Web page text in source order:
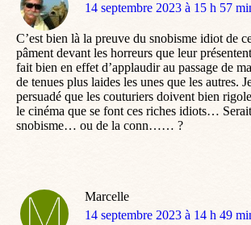
dit
14 septembre 2023 à 15 h 57
C’est bien là la preuve du snobisme idiot de
pâment devant les horreurs que leur
fait bien en effet d’applaudir au passage de
de tenues plus laides les unes que les autres.
persuadé que les couturiers doivent bien
le cinéma que se font ces riches idiots…
snobisme… ou de la conn…… ?
Marcelle
dit
14 septembre 2023 à 14 h 49